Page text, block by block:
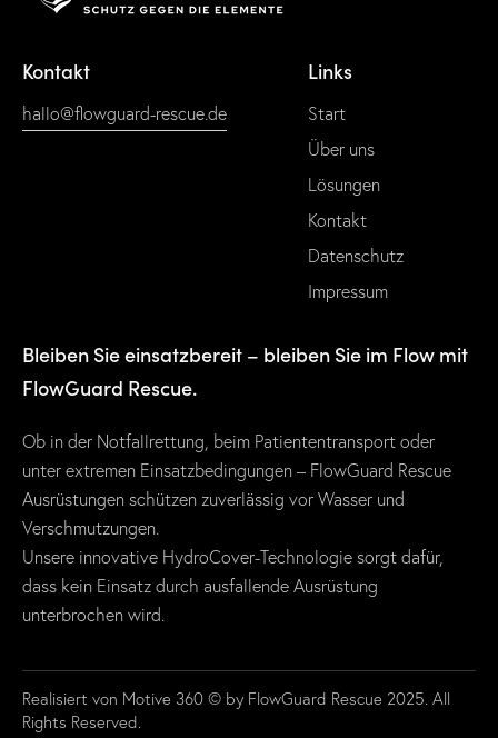
Kontakt
hallo@flowguard-rescue.de
Links
Start
Über uns
Lösungen
Kontakt
Datenschutz
Impressum
Bleiben Sie einsatzbereit – bleiben Sie im Flow mit
FlowGuard Rescue.
Ob in der Notfallrettung, beim Patiententransport oder
unter extremen Einsatzbedingungen – FlowGuard Rescue
Ausrüstungen schützen zuverlässig vor Wasser und
Verschmutzungen.
Unsere innovative HydroCover-Technologie sorgt dafür,
dass kein Einsatz durch ausfallende Ausrüstung
unterbrochen wird.
Realisiert von Motive 360 © by FlowGuard Rescue 2025. All
Rights Reserved.